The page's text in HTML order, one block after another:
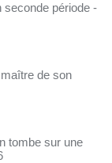
seconde période -
de son
tombe sur une